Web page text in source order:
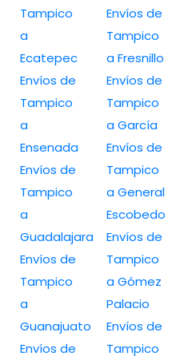
Tampico
a
Ecatepec
Envíos de
Tampico
a
Ensenada
Envíos de
Tampico
a
Guadalajara
Envíos de
Tampico
a
Guanajuato
Envíos de
Envíos de
Tampico
a Fresnillo
Envíos de
Tampico
a García
Envíos de
Tampico
a General
Escobedo
Envíos de
Tampico
a Gómez
Palacio
Envíos de
Tampico